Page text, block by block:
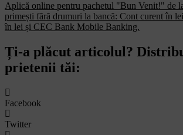
Aplică online pentru pachetul "Bun Venit!" de
primești fără drumuri la bancă: Cont curent în
în lei și CEC Bank Mobile Banking.​
Ți-a plăcut articolul?
prietenii tăi:
Facebook
Twitter